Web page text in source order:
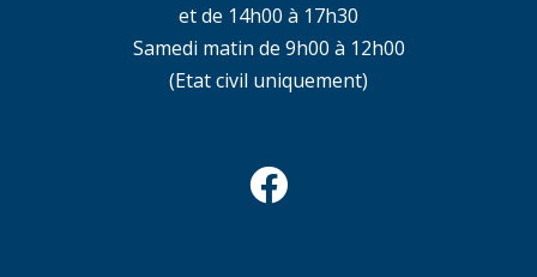
et de 14h00 à 17h30
Samedi matin de 9h00 à 12h00
(Etat civil uniquement)